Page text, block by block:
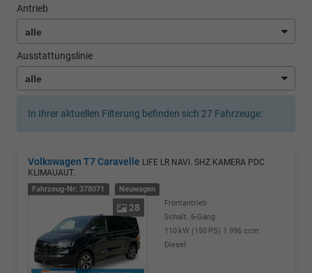
Antrieb
Ausstattungslinie
In Ihrer aktuellen Filterung befinden sich 27 Fahrzeuge:
Volkswagen T7 Caravelle LIFE LR NAVI. SHZ KAMERA PDC
KLIMAUAUT.
Fahrzeug-Nr: 378071 Neuwagen
28
Frontantrieb
Schalt. 6-Gang
110 kW (150 PS) 1.996 ccm
Diesel